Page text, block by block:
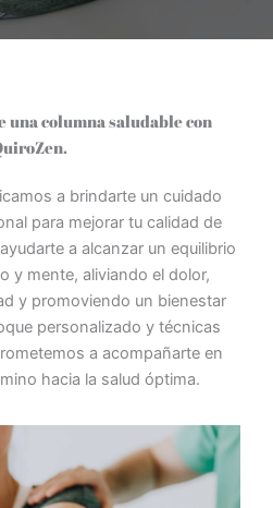
una columna saludable con
a brindarte un cuidado
para mejorar tu calidad de
a alcanzar un equilibrio
y mente, aliviando el dolor,
y promoviendo un bienestar
personalizado y técnicas
a acompañarte en
hacia la salud óptima.